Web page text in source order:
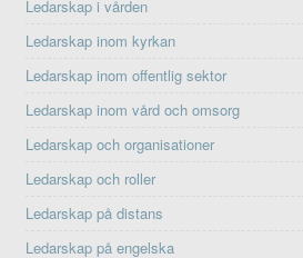
Ledarskap i vården
Ledarskap inom kyrkan
Ledarskap inom offentlig sektor
Ledarskap inom vård och omsorg
Ledarskap och organisationer
Ledarskap och roller
Ledarskap på distans
Ledarskap på engelska